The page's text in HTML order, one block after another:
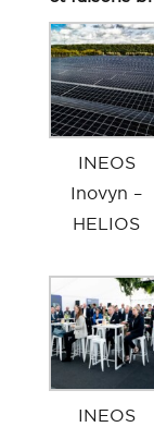
INEOS
Inovyn –
HELIOS
INEOS